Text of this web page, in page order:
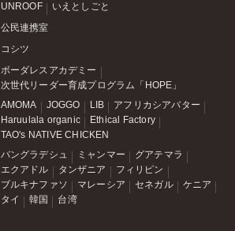
UNROOF いえとしごと
公民連携室
コシツ
ボーダレスアカデミー
次世代リーダー育成プログラム「HOPE」
AMOMA JOGGO LIB
アフリカシアバター
Haruulala organic
Ethical Factory
TAO's NATIVE CHICKEN
バングラデシュ ミャンマー
グアテマラ
エクアドル
タンザニア
フィリピン
ブルキナファソ
マレーシア セネガル
ケニア
タイ
韓国 台湾